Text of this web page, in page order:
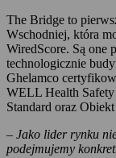
The Bridge to
Wschodniej, która
WiredScore. Są one
technologicznie
Ghelamco
WELL Health
Standard oraz
– Jako lider rynku
podejmujemy